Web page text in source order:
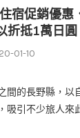
宿促銷優
折抵1萬日圓
01-10
間的長野縣，以
吸引不少旅人來